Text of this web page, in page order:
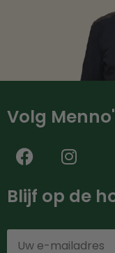
Volg
Blijf op de